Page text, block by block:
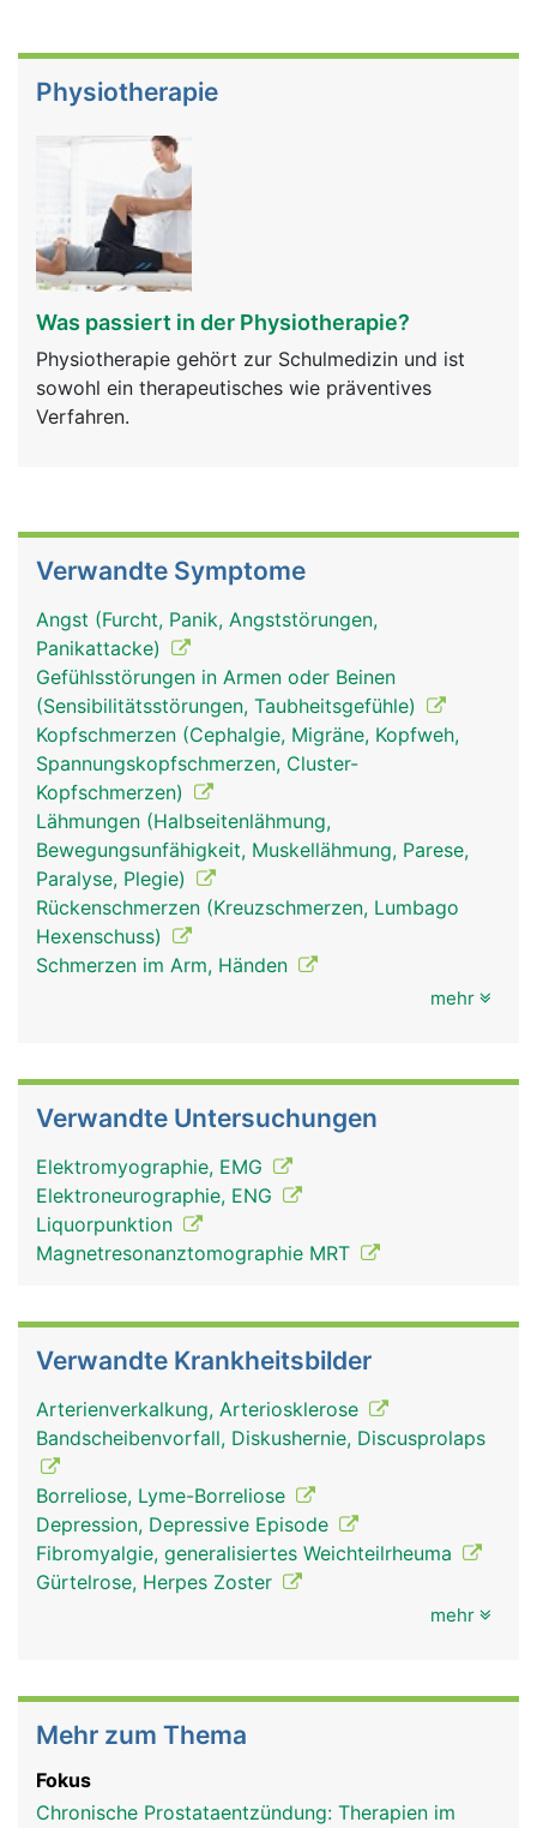
Physiotherapie
Was passiert in der Physiotherapie?
Physiotherapie gehört zur Schulmedizin und ist
sowohl ein therapeutisches wie präventives
Verfahren.
Verwandte Symptome
Angst (Furcht, Panik, Angststörungen,
Panikattacke)
Gefühlsstörungen in Armen oder Beinen
(Sensibilitätsstörungen, Taubheitsgefühle)
Kopfschmerzen (Cephalgie, Migräne, Kopfweh,
Spannungskopfschmerzen, Cluster-
Kopfschmerzen)
Lähmungen (Halbseitenlähmung,
Bewegungsunfähigkeit, Muskellähmung, Parese,
Paralyse, Plegie)
Rückenschmerzen (Kreuzschmerzen, Lumbago
Hexenschuss)
Schmerzen im Arm, Händen
mehr
Verwandte Untersuchungen
Elektromyographie, EMG
Elektroneurographie, ENG
Liquorpunktion
Magnetresonanztomographie MRT
Verwandte Krankheitsbilder
Arterienverkalkung, Arteriosklerose
Bandscheibenvorfall, Diskushernie, Discusprolaps
Borreliose, Lyme-Borreliose
Depression, Depressive Episode
Fibromyalgie, generalisiertes Weichteilrheuma
Gürtelrose, Herpes Zoster
mehr
Mehr zum Thema
Fokus
Chronische Prostataentzündung: Therapien im